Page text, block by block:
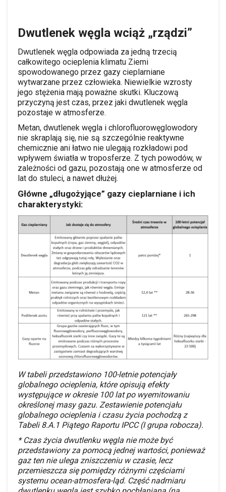
Dwutlenek węgla wciąż „rządzi”
Dwutlenek węgla odpowiada za jedną trzecią
całkowitego ocieplenia klimatu Ziemi
spowodowanego przez gazy cieplarniane
wytwarzane przez człowieka. Niewielkie wzrosty
jego stężenia mają poważne skutki. Kluczową
przyczyną jest czas, przez jaki dwutlenek węgla
pozostaje w atmosferze.
Metan, dwutlenek węgla i chlorofluorowęglowodory
nie skraplają się, nie są szczególnie reaktywne
chemicznie ani łatwo nie ulegają rozkładowi pod
wpływem światła w troposferze. Z tych powodów, w
zależności od gazu, pozostają one w atmosferze od
lat do stuleci, a nawet dłużej.
Główne „długożyjące” gazy cieplarniane i ich
charakterystyki:
W tabeli przedstawiono 100-letnie potencjały
globalnego ocieplenia, które opisują efekty
występujące w okresie 100 lat po wyemitowaniu
określonej masy gazu. Zestawienie potencjału
globalnego ocieplenia i czasu życia pochodzą z
Tabeli 8.A.1 Piątego Raportu IPCC (I grupa robocza).
* Czas życia dwutlenku węgla nie może być
przedstawiony za pomocą jednej wartości, ponieważ
gaz ten nie ulega zniszczeniu w czasie, lecz
przemieszcza się pomiędzy różnymi częściami
systemu ocean-atmosfera-ląd. Część nadmiaru